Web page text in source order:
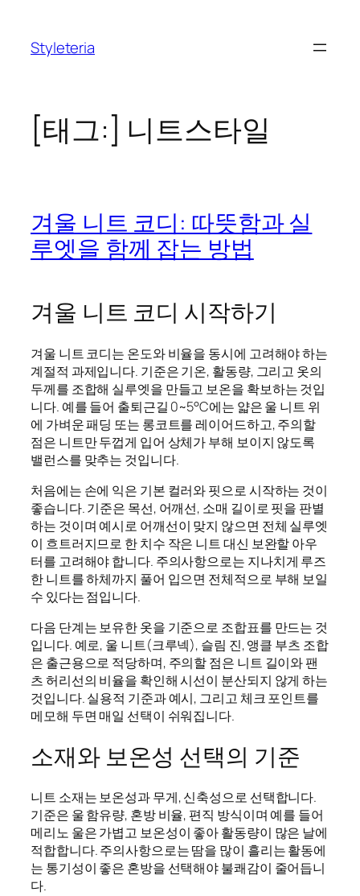
Styleteria
[태그:] 니트스타일
겨울 니트 코디: 따뜻함과 실
루엣을 함께 잡는 방법
겨울 니트 코디 시작하기
겨울 니트 코디는 온도와 비율을 동시에 고려해야 하는
계절적 과제입니다. 기준은 기온, 활동량, 그리고 옷의
두께를 조합해 실루엣을 만들고 보온을 확보하는 것입
니다. 예를 들어 출퇴근길 0~5°C에는 얇은 울 니트 위
에 가벼운 패딩 또는 롱코트를 레이어드하고, 주의할
점은 니트만 두껍게 입어 상체가 부해 보이지 않도록
밸런스를 맞추는 것입니다.
처음에는 손에 익은 기본 컬러와 핏으로 시작하는 것이
좋습니다. 기준은 목선, 어깨선, 소매 길이로 핏을 판별
하는 것이며 예시로 어깨선이 맞지 않으면 전체 실루엣
이 흐트러지므로 한 치수 작은 니트 대신 보완할 아우
터를 고려해야 합니다. 주의사항으로는 지나치게 루즈
한 니트를 하체까지 풀어 입으면 전체적으로 부해 보일
수 있다는 점입니다.
다음 단계는 보유한 옷을 기준으로 조합표를 만드는 것
입니다. 예로, 울 니트(크루넥), 슬림 진, 앵클 부츠 조합
은 출근용으로 적당하며, 주의할 점은 니트 길이와 팬
츠 허리선의 비율을 확인해 시선이 분산되지 않게 하는
것입니다. 실용적 기준과 예시, 그리고 체크 포인트를
메모해 두면 매일 선택이 쉬워집니다.
소재와 보온성 선택의 기준
니트 소재는 보온성과 무게, 신축성으로 선택합니다.
기준은 울 함유량, 혼방 비율, 편직 방식이며 예를 들어
메리노 울은 가볍고 보온성이 좋아 활동량이 많은 날에
적합합니다. 주의사항으로는 땀을 많이 흘리는 활동에
는 통기성이 좋은 혼방을 선택해야 불쾌감이 줄어듭니
다.